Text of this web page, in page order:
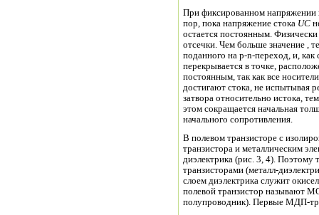
При фиксированном напряжении
пор, пока напряжение стока UC
остается постоянным.
отсечки. Чем больше значение ,
поданного на p-n-переход, и, как
перекрывается в точке,
постоянным, так как все
достигают стока, не испытывая
затвора относительно истока,
этом сокращается начальная
начального сопротивления.
В полевом транзисторе с
транзистора и металлическим
диэлектрика (рис. 3, 4).
транзисторами (металл-диэлектрик-полупроводник). Часто в МДП-транзисторе
слоем диэлектрика служит
полевой транзистор называют
полупроводник). Первые МДП-